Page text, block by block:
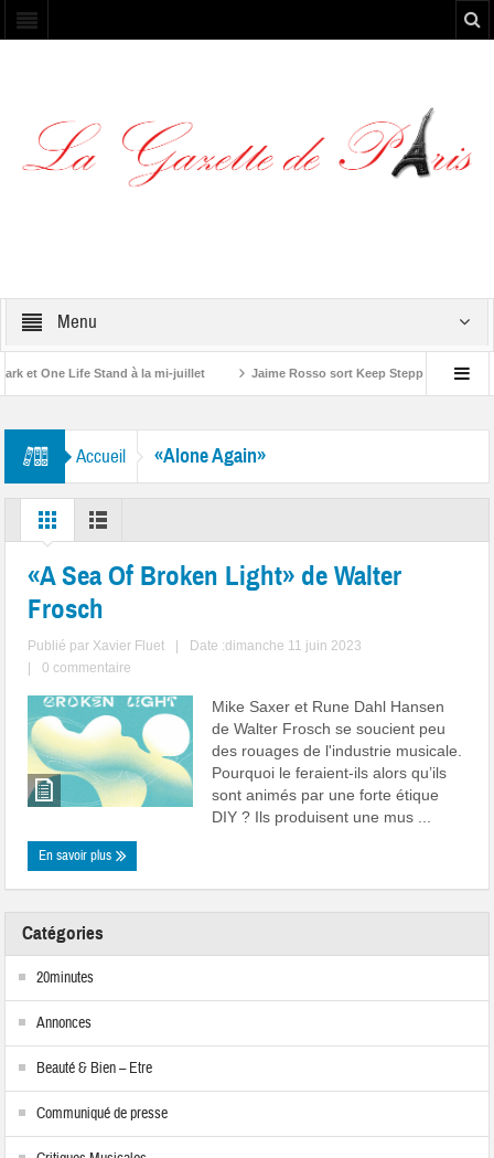
Menu
et One Life Stand à la mi-juillet Jaime Rosso sort Keep Stepping, son
Accueil «Alone Again»
«A Sea Of Broken Light» de Walter
Frosch
Publié par Xavier Fluet
Date :dimanche 11 juin 2023
0 commentaire
Mike Saxer et Rune Dahl Hansen
de Walter Frosch se soucient peu
des rouages de l'industrie musicale.
Pourquoi le feraient-ils alors qu’ils
sont animés par une forte étique
DIY ? Ils produisent une mus ...
En savoir plus
Catégories
20minutes
Annonces
Beauté & Bien – Etre
Communiqué de presse